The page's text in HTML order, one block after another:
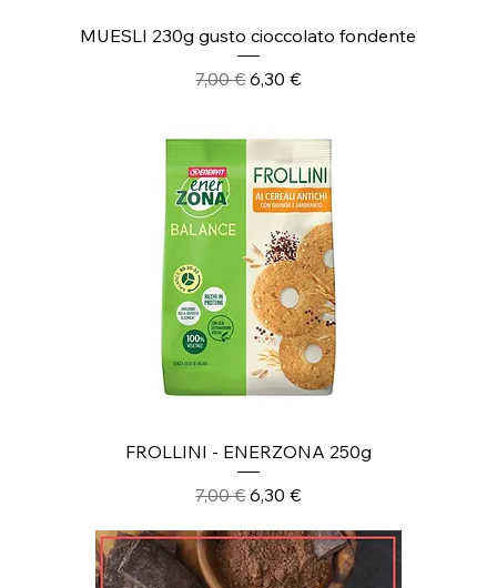
MUESLI 230g gusto cioccolato fondente
Prezzo regolare
7,00 €Prezzo scontato
6,30 €
FROLLINI - ENERZONA 250g
Prezzo regolare
7,00 €Prezzo scontato
6,30 €